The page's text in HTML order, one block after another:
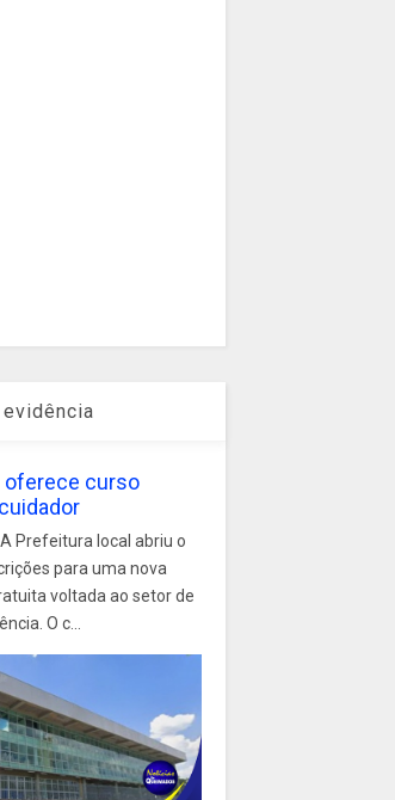
oferece curso
A Prefeitura local abriu o
para uma nova
voltada ao setor de
O c...